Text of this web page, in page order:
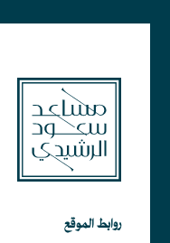
روابط الموقع